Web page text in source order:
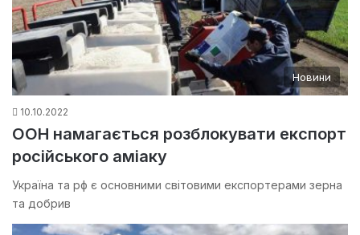
Новини
10.10.2022
ООН намагається розблокувати експорт
російського аміаку
Україна та рф є основними світовими експортерами зерна
та добрив